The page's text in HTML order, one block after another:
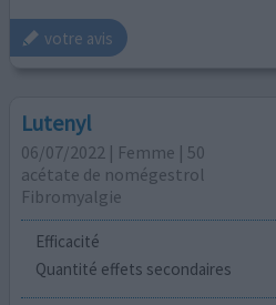
votre avis
Lutenyl
06/07/2022 | Femme | 50
acétate de nomégestrol
Fibromyalgie
Efficacité
Quantité effets secondaires